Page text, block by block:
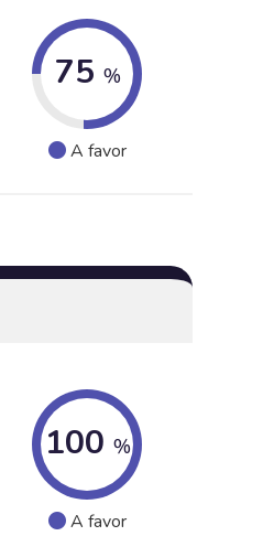
75 %
A favor
100 %
A favor